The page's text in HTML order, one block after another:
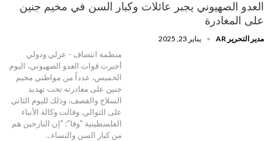
العدو الصهيوني يجبر عائلات وكبار السن في مخيم جنين
على المغادرة
مدير التحرير AR يناير 23, 2025
منظمة انتصاف - عرلي ودولي
أجبرت قوات العدو الصهيوني، اليوم
الخميس، عدداً من مواطني مخيم
جنين على مغادرته تحت تهديد
السلاح والقصف، وذلك لليوم الثاني
على التوالي. وقالت وكالة الأنباء
الفلسطينية "وفا": "إن النازحين هم
من كبار السن والنساء…